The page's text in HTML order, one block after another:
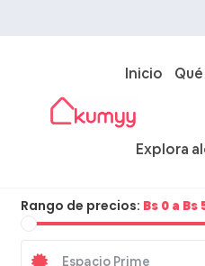
Inicio
Explora
Rango de precios: Bs 0 a Bs